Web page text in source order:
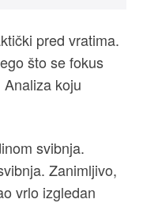
pred vratima.
što se fokus
koju
svibnja.
Zanimljivo,
vrlo izgledan